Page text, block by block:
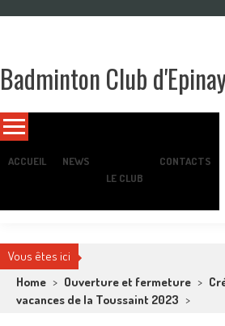
Badminton Club
ACCUEIL
NEWS
LE CLUB
CONTACTS
Vous êtes ici
Home > Ouverture et fermeture >
vacances de la Toussaint 2023 >